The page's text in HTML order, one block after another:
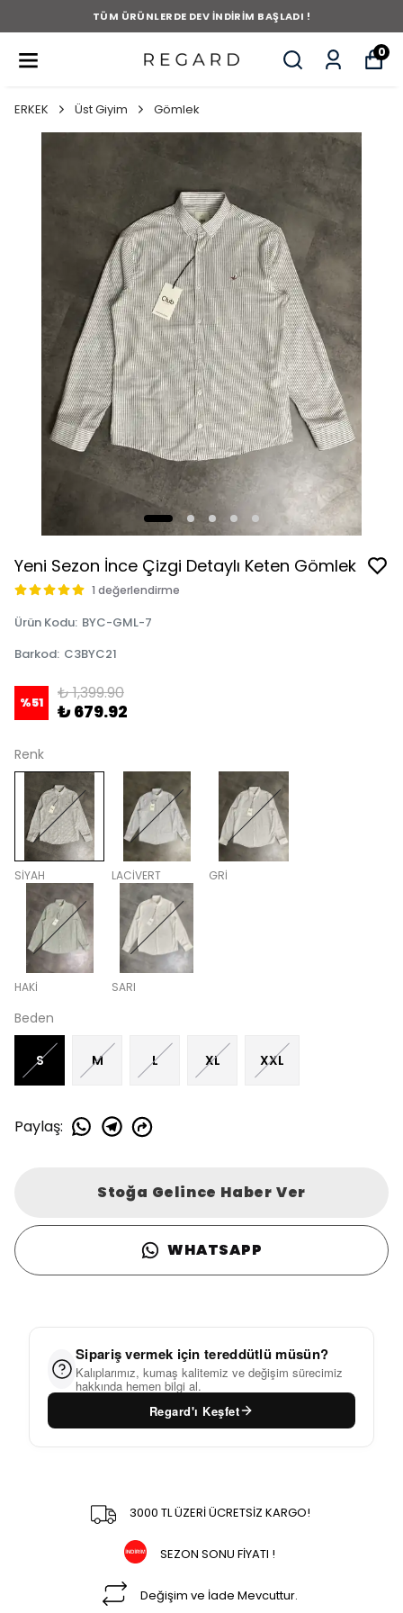
TÜM ÜRÜNLERDE DEV İNDİRİM BAŞLADI !
0
ERKEK Üst Giyim Gömlek
Yeni Sezon İnce Çizgi Detaylı Keten Gömlek
1 değerlendirme
Ürün Kodu: BYC-GML-7
Barkod: C3BYC21
%51 ₺ 1,399.90
₺ 679.92
Renk
SİYAH LACİVERT GRİ
HAKİ SARI
Beden
S M L XL XXL
Paylaş:
Stoğa Gelince Haber Ver
WHATSAPP
Sipariş vermek için tereddütlü müsün?
Kalıplarımız, kumaş kalitemiz ve değişim sürecimiz
hakkında hemen bilgi al.
Regard'ı Keşfet
3000 TL ÜZERİ ÜCRETSİZ KARGO!
SEZON SONU FİYATI !
Değişim ve İade Mevcuttur.